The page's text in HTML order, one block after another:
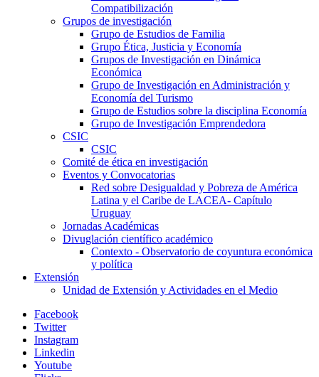
Compatibilización
Grupos de investigación
Grupo de Estudios de Familia
Grupo Ética, Justicia y Economía
Grupos de Investigación en Dinámica
Económica
Grupo de Investigación en Administración y
Economía del Turismo
Grupo de Estudios sobre la disciplina Economía
Grupo de Investigación Emprendedora
CSIC
CSIC
Comité de ética en investigación
Eventos y Convocatorias
Red sobre Desigualdad y Pobreza de América
Latina y el Caribe de LACEA- Capítulo
Uruguay
Jornadas Académicas
Divuglación científico académico
Contexto - Observatorio de coyuntura económica
y política
Extensión
Unidad de Extensión y Actividades en el Medio
Facebook
Twitter
Instagram
Linkedin
Youtube